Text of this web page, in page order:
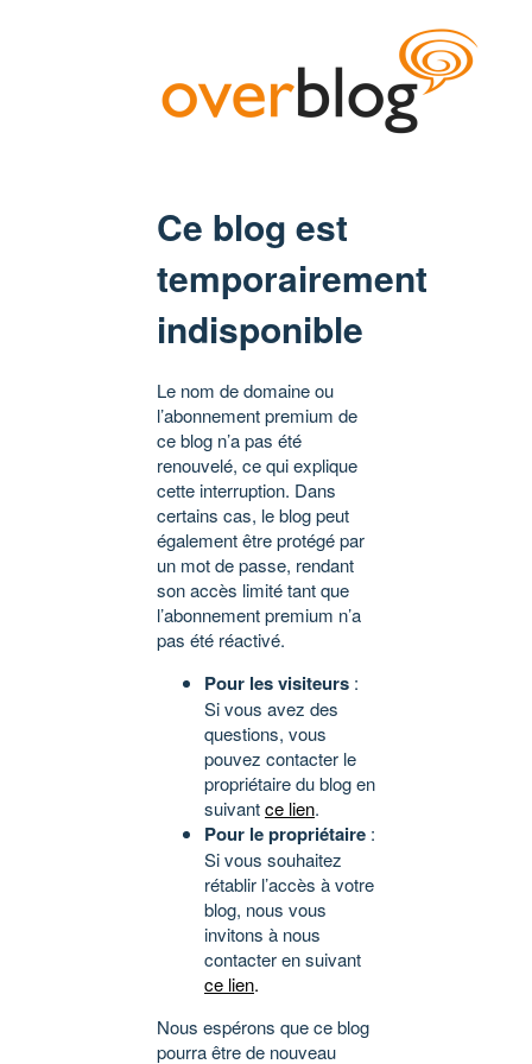
Ce blog est
temporairement
indisponible
Le nom de domaine ou
l’abonnement premium de
ce blog n’a pas été
renouvelé, ce qui explique
cette interruption. Dans
certains cas, le blog peut
également être protégé par
un mot de passe, rendant
son accès limité tant que
l’abonnement premium n’a
pas été réactivé.
Pour les visiteurs :
Si vous avez des
questions, vous
pouvez contacter le
propriétaire du blog en
suivantce lien.
Pour le propriétaire :
Si vous souhaitez
rétablir l’accès à votre
blog, nous vous
invitons à nous
contacter en suivant
ce lien.
Nous espérons que ce blog
pourra être de nouveau